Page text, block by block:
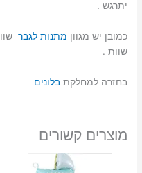
יתרגש .
כמובן יש מגוון מתנות לגבר
שוות .
בחזרה למחלקתבלונים
מוצרים קשורים